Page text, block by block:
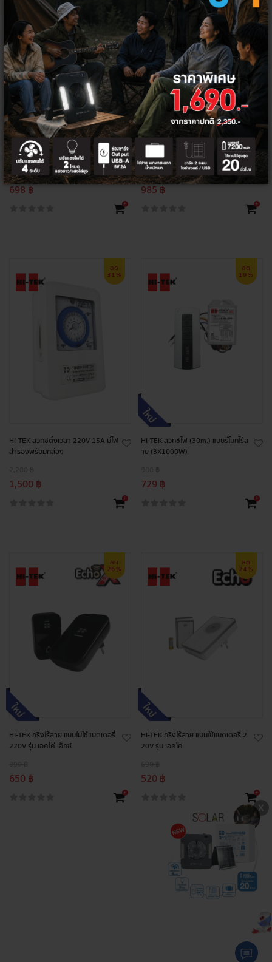
HI-TEK สวิทซ์ตั้งเวลา 220V 15A
950 ฿
698 ฿
+
HI-TEK สวิทซ์ตั้งเวลา 220V 15A มีไฟ
สำรอง
1,450 ฿
985 ฿
+
ลด
31%
HI-TEK สวิทซ์ตั้งเวลา 220V 15A มีไฟ
สำรองพร้อมกล่อง
1,500 ฿
+
ลด
19%
HI-TEK สวิทซ์ไฟ (30m.) แบบรีโมทไร้ส
าย (3X1000W)
729 ฿
+
ลด
26%
HI-TEK กริ่งไร้สาย แบบไม่ใช้แบตเตอรี่
220V รุ่น เอคโค่ เอ็กซ์
650 ฿
+
ลด
24%
HI-TEK กริ่งไร้สาย แบบใช้แบตเตอรี่ 2
20V รุ่น เอคโค่
520 ฿
+